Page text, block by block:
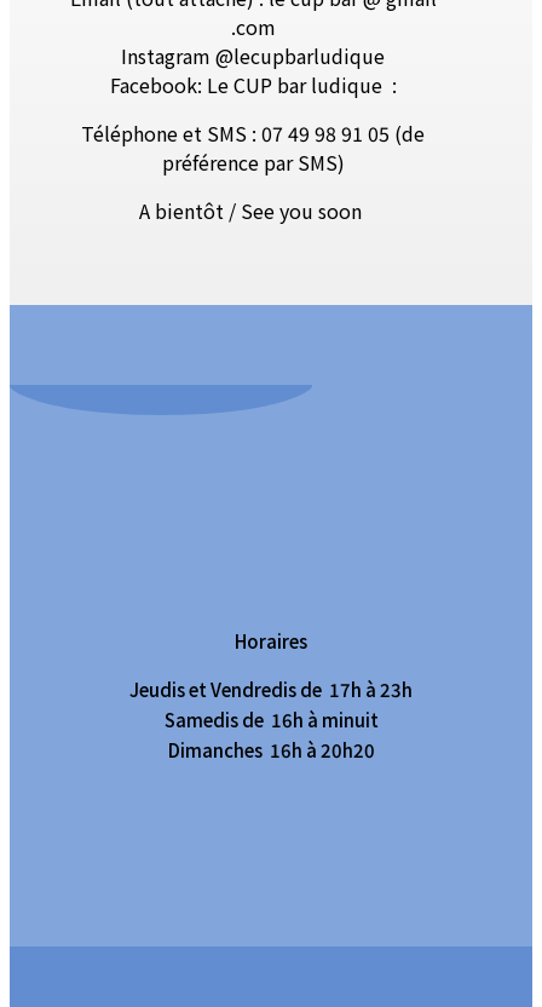
.com
Instagram @lecupbarludique
Facebook: Le CUP bar ludique :
Téléphone et SMS : 07 49 98 91 05 (de
préférence par SMS)
A bientôt / See you soon
Horaires
Jeudis et Vendredis de 17h à 23h
Samedis de 16h à minuit
Dimanches 16h à 20h20